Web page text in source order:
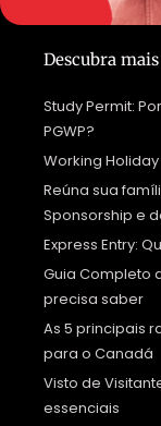
Descubra
Study Permit:
PGWP?
Working
Reúna sua
Sponsorship e
Express Entry:
Guia Completo
precisa saber
As 5 principais
para o Canadá
Visto de
essenciais